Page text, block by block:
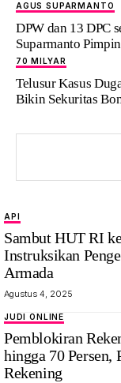
AGUS SUPARMANTO
DPW dan 13 DPC
Suparmanto
70 MILYAR
Telusur Kasus
Bikin Sekuritas
API
Sambut HUT RI
Instruksikan
Armada
Agustus 4, 2025
JUDI ONLINE
Pemblokiran
hingga 70 Persen,
Rekening